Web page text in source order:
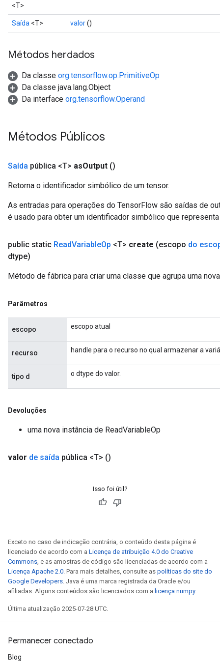
<T>
Saída <T> valor()
Métodos herdados
Da classe org.tensorflow.op.PrimitiveOp
Da classe java.lang.Object
Da interface org.tensorflow.Operand
Métodos Públicos
Saída pública <T> asOutput ()
Retorna o identificador simbólico de um tensor.
As entradas para operações do TensorFlow são saídas de
é usado para obter um identificador simbólico que
public static ReadVariableOp <T> create (escopo do
dtype)
Método de fábrica para criar uma classe que agrupa uma
Parâmetros
escopo escopo atual
recurso handle para o recurso no qual armazenar a
tipo d o dtype do valor.
Devoluções
uma nova instância de ReadVariableOp
valor de saída pública <T> ()
Isso foi útil?
Exceto no caso de indicação contrária, o conteúdo desta página é
licenciado de acordo com a Licença de atribuição 4.0 do Creative
Commons, e as amostras de código são licenciadas de acordo com a
Licença Apache 2.0. Para mais detalhes, consulte as políticas do site do
Google Developers. Java é uma marca registrada da Oracle e/ou
afiliadas. Alguns conteúdos são licenciados com a licença numpy.
Última atualização 2025-07-28 UTC.
Permanecer conectado
Blog